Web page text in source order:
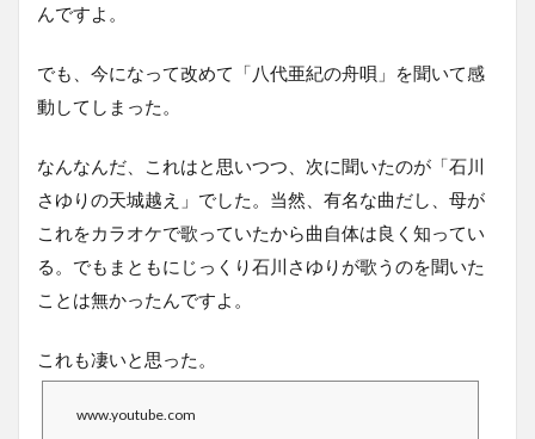
んですよ。
でも、今になって改めて「八代亜紀の舟唄」を聞いて感
動してしまった。
なんなんだ、これはと思いつつ、次に聞いたのが「石川
さゆりの天城越え」でした。当然、有名な曲だし、母が
これをカラオケで歌っていたから曲自体は良く知ってい
る。でもまともにじっくり石川さゆりが歌うのを聞いた
ことは無かったんですよ。
これも凄いと思った。
www.youtube.com